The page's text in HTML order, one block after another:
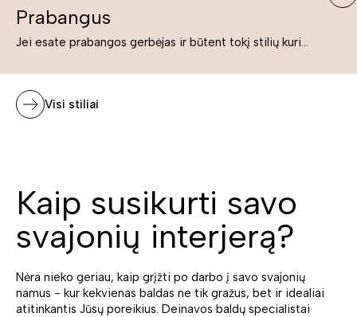
Prabangus
Jei esate prabangos gerbėjas ir būtent tokį stilių kuriate savo namuose ar biure, tuomet solidūs, prabangūs baldai nepriekaištingai įsilies į Jūsų kuriamą interjerą.
Visi stiliai
Kaip susikurti savo
svajonių interjerą?
Nėra nieko geriau, kaip grįžti po darbo į savo svajonių
namus - kur kekvienas baldas ne tik gražus, bet ir idealiai
atitinkantis Jūsų poreikius. Deinavos baldų specialistai